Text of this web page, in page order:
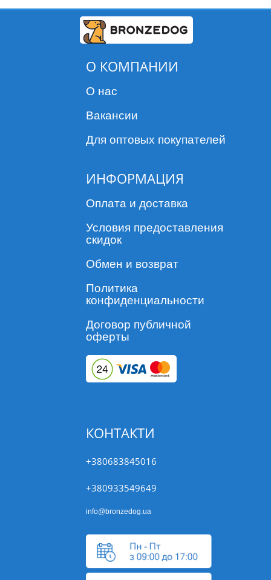
О КОМПАНИИ
О нас
Вакансии
Для оптовых покупателей
ИНФОРМАЦИЯ
Оплата и доставка
Условия предоставления
скидок
Обмен и возврат
Политика
конфиденциальности
Договор публичной
оферты
КОНТАКТИ
+380683845016
+380933549649
info@bronzedog.ua